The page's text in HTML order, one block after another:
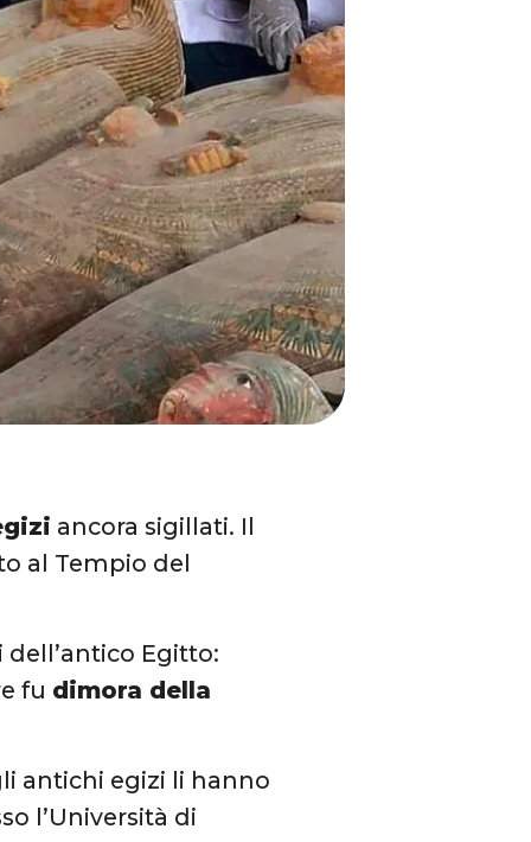
ancora sigillati. Il
al Tempio del
Egitto:
fu dimora della
antichi egizi li hanno
l’Università di